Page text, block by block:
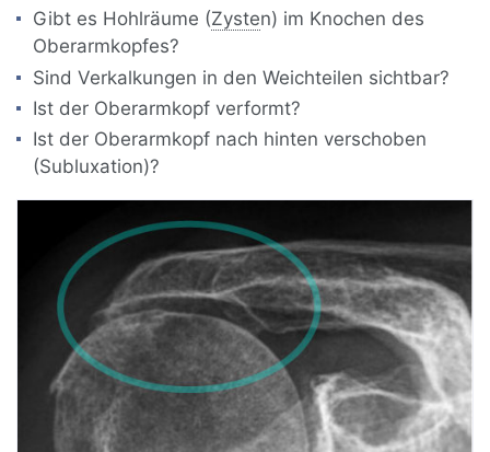
Gibt es Hohlräume (Zysten) im Knochen des
Oberarmkopfes?
Sind Verkalkungen in den Weichteilen sichtbar?
Ist der Oberarmkopf verformt?
Ist der Oberarmkopf nach hinten verschoben
(Subluxation)?